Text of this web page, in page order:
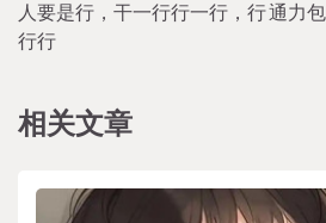
navigation
人要是行，干一行行一行，行
行行
通力
相关文章